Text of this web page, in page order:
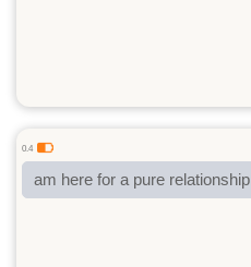
0.4
am here for a pure relationship